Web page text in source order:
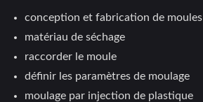
conception et fabrication de moules
matériau de séchage
raccorder le moule
définir les paramètres de moulage
moulage par injection de plastique